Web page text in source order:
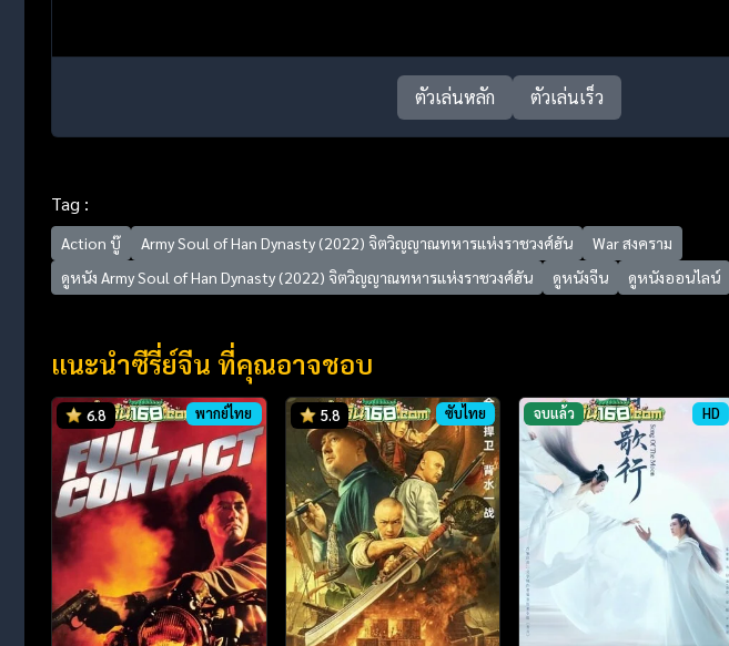
ตัวเล่นหลัก ตัวเล่นเร็ว
Tag :
Action บู๊ Army Soul of Han Dynasty (2022) จิตวิญญาณทหารแห่งราชวงศ์ฮัน
War สงคราม
ดูหนัง Army Soul of Han Dynasty (2022) จิตวิญญาณทหารแห่งราชวงศ์ฮัน
ดูหนังจีน ดูหนังออนไลน์
แนะนำซีรี่ย์จีน ที่คุณอาจชอบ
6.8 พากย์ไทย 5.8 ซับไทย จบแล้ว HD